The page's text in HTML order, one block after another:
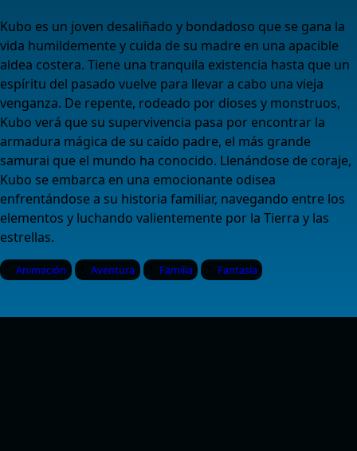
Kubo es un joven desaliñado y bondadoso que se gana la
vida humildemente y cuida de su madre en una apacible
aldea costera. Tiene una tranquila existencia hasta que un
espíritu del pasado vuelve para llevar a cabo una vieja
venganza. De repente, rodeado por dioses y monstruos,
Kubo verá que su supervivencia pasa por encontrar la
armadura mágica de su caído padre, el más grande
samurai que el mundo ha conocido. Llenándose de coraje,
Kubo se embarca en una emocionante odisea
enfrentándose a su historia familiar, navegando entre los
elementos y luchando valientemente por la Tierra y las
estrellas.
Animación Aventura Familia Fantasía